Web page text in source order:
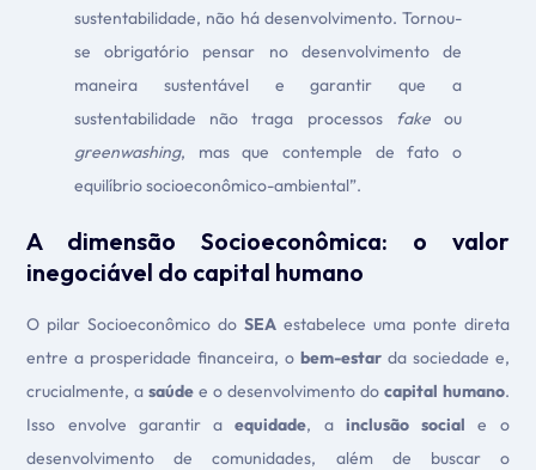
sustentabilidade, não há desenvolvimento. Tornou-
se obrigatório pensar no desenvolvimento de
maneira sustentável e garantir que a
sustentabilidade não traga processos fakeou
greenwashing, mas que contemple de fato o
equilíbrio socioeconômico-ambiental”.
A dimensão Socioeconômica: o valor
inegociável do capital humano
O pilar Socioeconômico do SEA estabelece uma ponte direta
entre a prosperidade financeira, o bem-estar da sociedade e,
crucialmente, asaúde e o desenvolvimento do capital humano.
Isso envolve garantir aequidade, a inclusão social e o
desenvolvimento de comunidades, além de buscar o